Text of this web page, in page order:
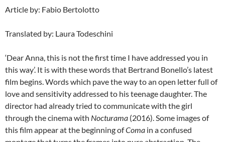
Article by: Fabio Bertolotto
Translated by: Laura Todeschini
‘Dear Anna, this is not the first time I have addressed you in
this way’. It is with these words that Bertrand Bonello’s latest
film begins. Words which pave the way to an open letter full of
love and sensitivity addressed to his teenage daughter. The
director had already tried to communicate with the girl
through the cinema with Nocturama (2016). Some images of
this film appear at the beginning ofComa in a confused